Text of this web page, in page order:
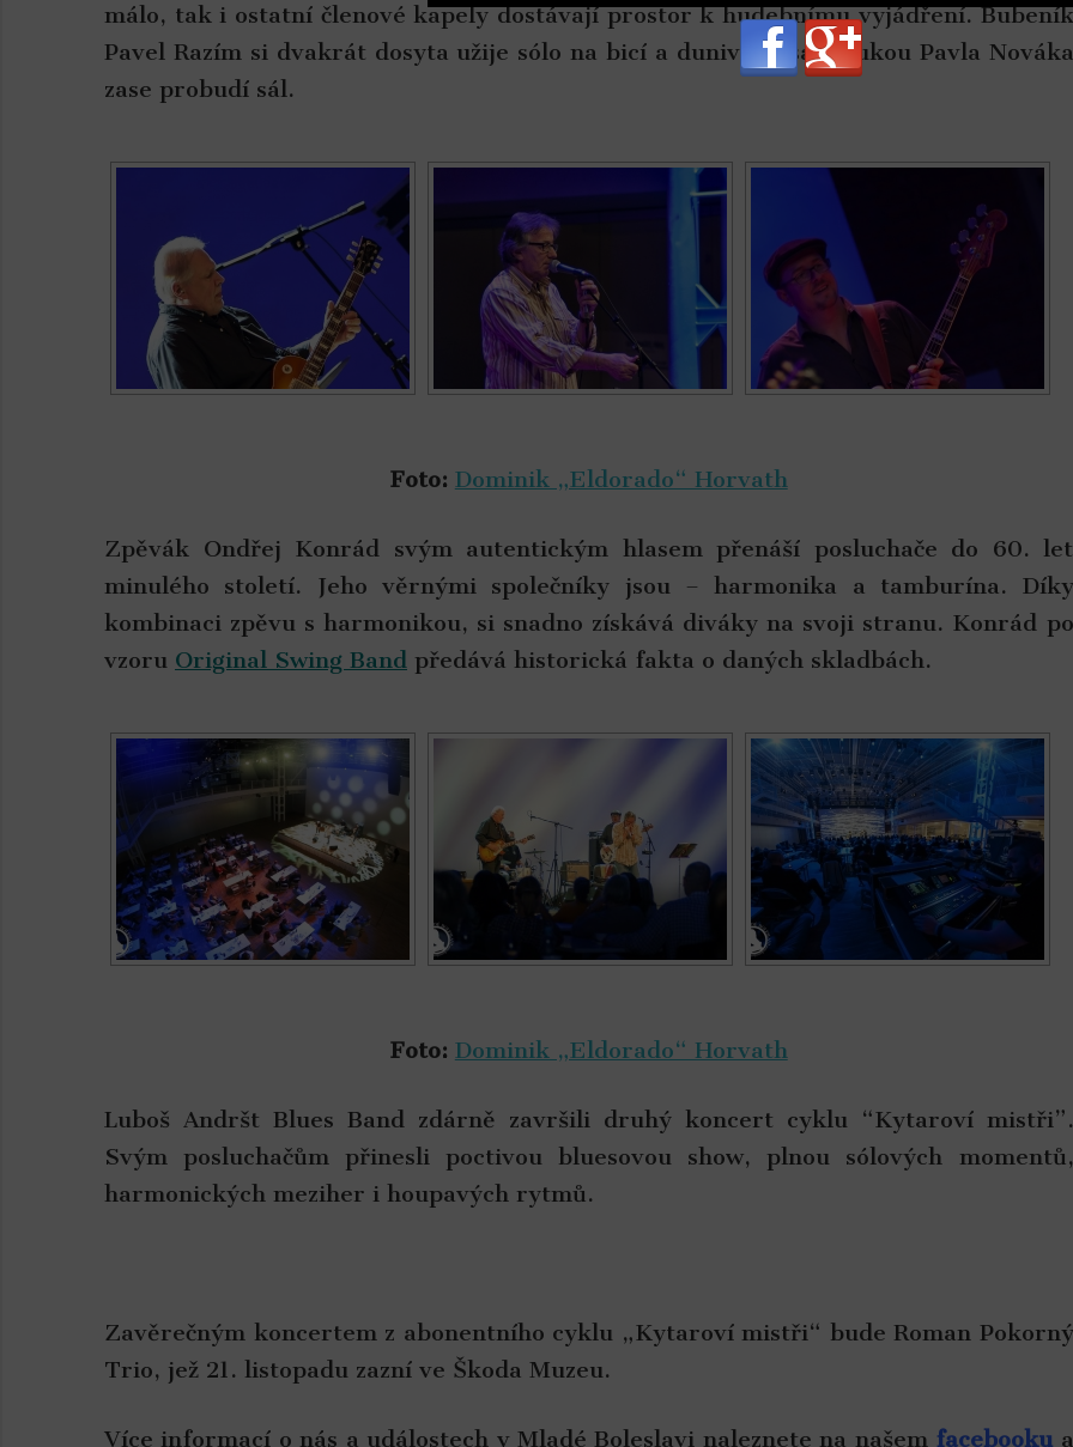
málo, tak i ostatní členové kapely dostávají prostor k hudebnímu vyjádření. Bubeník
Pavel Razím si dvakrát dosyta užije sólo na bicí a dunivá basa v rukou Pavla Nováka
zase probudí sál.
Foto: Dominik „Eldorado“ Horvath
Zpěvák Ondřej Konrád svým autentickým hlasem přenáší posluchače do 60. let
minulého století. Jeho věrnými společníky jsou – harmonika a tamburína. Díky
kombinaci zpěvu s harmonikou, si snadno získává diváky na svoji stranu. Konrád po
vzoru Original Swing Band předává historická fakta o daných skladbách.
Foto: Dominik „Eldorado“ Horvath
Luboš Andršt Blues Band zdárně završili druhý koncert cyklu “Kytaroví mistři”.
Svým posluchačům přinesli poctivou bluesovou show, plnou sólových momentů,
harmonických meziher i houpavých rytmů.
Zavěrečným koncertem z abonentního cyklu „Kytaroví mistři“ bude Roman Pokorný
Trio, jež 21. listopadu zazní ve Škoda Muzeu.
Více informací o nás a událostech v Mladé Boleslavi naleznete na našem facebooku a